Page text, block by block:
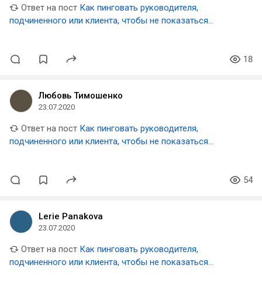
Ответ на пост Как пинговать руководителя,
подчиненного или клиента, чтобы не показаться
18
Любовь Тимошенко
23.07.2020
Ответ на пост Как пинговать руководителя,
подчиненного или клиента, чтобы не показаться
54
Lerie Panakova
23.07.2020
Ответ на пост Как пинговать руководителя,
подчиненного или клиента, чтобы не показаться